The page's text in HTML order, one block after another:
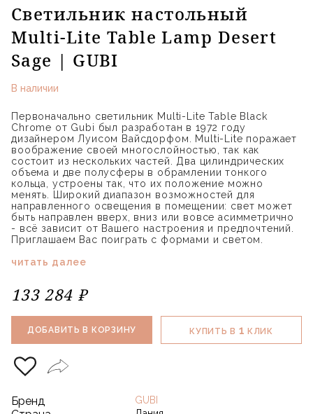
Светильник настольный
Multi-Lite Table Lamp Desert
Sage | GUBI
В наличии
Первоначально светильник Multi-Lite Table Black
Chrome от Gubi был разработан в 1972 году
дизайнером Луисом Вайсдорфом. Multi-Lite поражает
воображение своей многослойностью, так как
состоит из нескольких частей. Два цилиндрических
объема и две полусферы в обрамлении тонкого
кольца, устроены так, что их положение можно
менять. Широкий диапазон возможностей для
направленного освещения в помещении: свет может
быть направлен вверх, вниз или вовсе асимметрично
- всё зависит от Вашего настроения и предпочтений.
Приглашаем Вас поиграть с формами и светом.
читать далее
133 284 ₽
ДОБАВИТЬ В КОРЗИНУ КУПИТЬ В 1 КЛИК
Бренд GUBI